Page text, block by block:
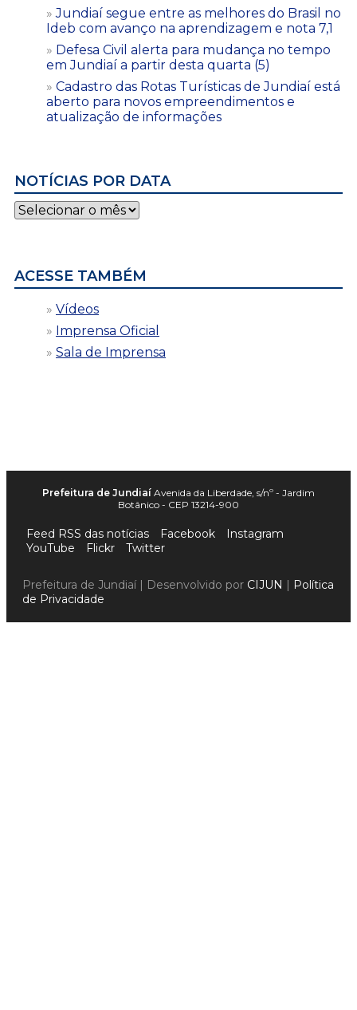
Jundiaí segue entre as melhores do Brasil no
Ideb com avanço na aprendizagem e nota 7,1
Defesa Civil alerta para mudança no tempo
em Jundiaí a partir desta quarta (5)
Cadastro das Rotas Turísticas de Jundiaí está
aberto para novos empreendimentos e
atualização de informações
NOTÍCIAS POR DATA
Notícias
por
ACESSE TAMBÉM
Vídeos
Imprensa Oficial
Sala de Imprensa
Prefeitura de Jundiaí Avenida da Liberdade, s/nº - Jardim
Botânico - CEP 13214-900
Feed RSS das notícias Facebook
Instagram
YouTube
Flickr Twitter
Prefeitura de Jundiaí | Desenvolvido por CIJUN | Política
de Privacidade